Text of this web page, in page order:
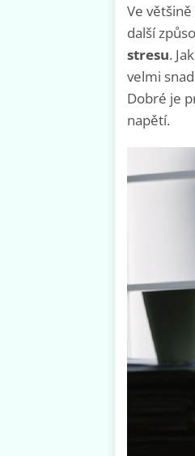
Ve
další
stresu.
velmi
Dobré je
napětí.